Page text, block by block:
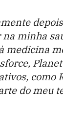
na minha
medicina
como
do meu